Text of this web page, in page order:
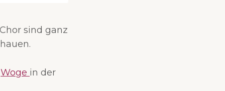
sind ganz
Woge in der